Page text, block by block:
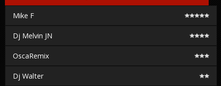
Mike F
Dj Melvin JN
OscaRemix
Dj Walter